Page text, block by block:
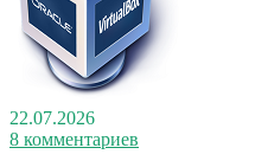
22.07.2026
8 комментариев